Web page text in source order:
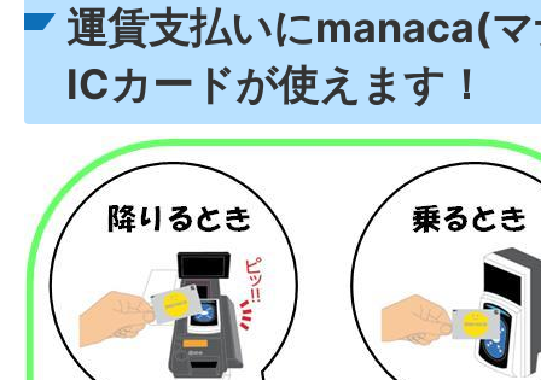
運賃支払いにmanaca(
ICカードが使えます！